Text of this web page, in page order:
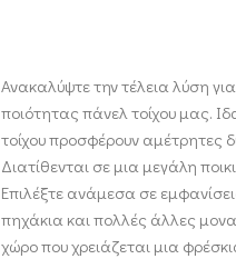
Ανακαλύψτε την τέλεια λύση
ποιότητας πάνελ τοίχου μας.
τοίχου προσφέρουν αμέτρητες
Διατίθενται σε μια μεγάλη
Επιλέξτε ανάμεσα σε
πηχάκια και πολλές άλλες
χώρο που χρειάζεται μια